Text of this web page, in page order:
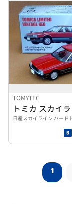
TOMYTEC
日産スカイライン ハード
1